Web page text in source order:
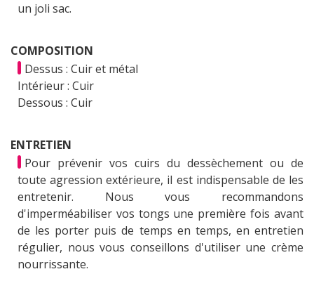
un joli sac.
COMPOSITION
Dessus : Cuir et métal
Intérieur : Cuir
Dessous : Cuir
ENTRETIEN
Pour prévenir vos cuirs du dessèchement ou de
toute agression extérieure, il est indispensable de les
entretenir. Nous vous recommandons
d'imperméabiliser vos tongs une première fois avant
de les porter puis de temps en temps, en entretien
régulier, nous vous conseillons d'utiliser une crème
nourrissante.